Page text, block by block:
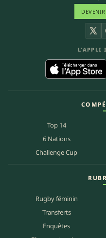
X
L’APPLI
Top 14
6 Nations
Challenge Cup
Rugby féminin
Transferts
Enquêtes